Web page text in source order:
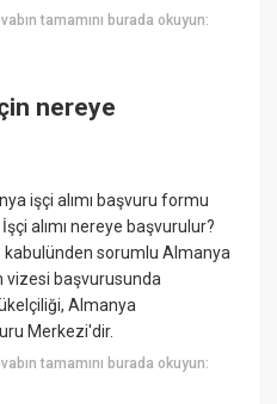
tamamını burada okuyun:
nereye
işçi alımı başvuru formu
alımı nereye başvurulur?
sorumlu Almanya
başvurusunda
Almanya
Merkezi'dir.
tamamını burada okuyun: